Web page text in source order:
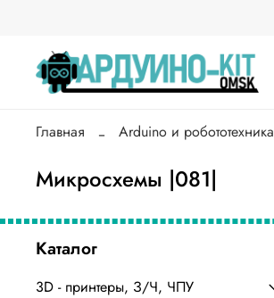
Главная Arduino и робототехника
Микросхемы |081|
Каталог
3D - принтеры, З/Ч, ЧПУ